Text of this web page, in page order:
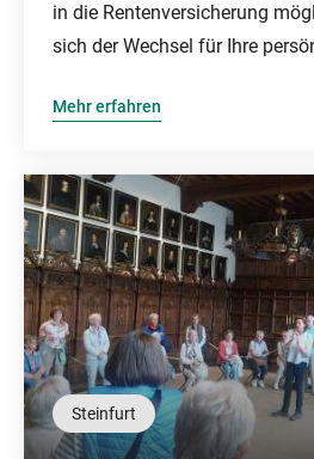
in die Rentenversicherung
sich der Wechsel für Ihre
Mehr erfahren
Steinfurt